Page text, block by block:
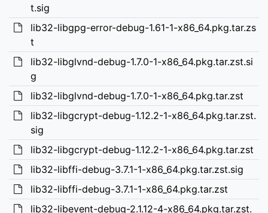
t.sig
lib32-libgpg-error-debug-1.61-1-x86_64.pkg.tar.zs
t
lib32-libglvnd-debug-1.7.0-1-x86_64.pkg.tar.zst.si
g
lib32-libglvnd-debug-1.7.0-1-x86_64.pkg.tar.zst
lib32-libgcrypt-debug-1.12.2-1-x86_64.pkg.tar.zst.
sig
lib32-libgcrypt-debug-1.12.2-1-x86_64.pkg.tar.zst
lib32-libffi-debug-3.7.1-1-x86_64.pkg.tar.zst.sig
lib32-libffi-debug-3.7.1-1-x86_64.pkg.tar.zst
lib32-libevent-debug-2.1.12-4-x86_64.pkg.tar.zst.